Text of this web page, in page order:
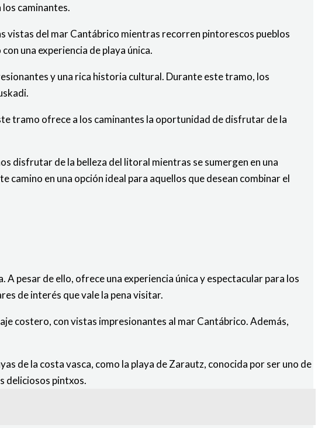
caminantes.
vistas del mar Cantábrico mientras recorren pintorescos pueblos
una experiencia de playa única.
y una rica historia cultural. Durante este tramo, los
tramo ofrece a los caminantes la oportunidad de disfrutar de la
disfrutar de la belleza del litoral mientras se sumergen en una
en una opción ideal para aquellos que desean combinar el
pesar de ello, ofrece una experiencia única y espectacular para los
de interés que vale la pena visitar.
costero, con vistas impresionantes al mar Cantábrico. Además,
de la costa vasca, como la playa de Zarautz, conocida por ser uno de
deliciosos pintxos.